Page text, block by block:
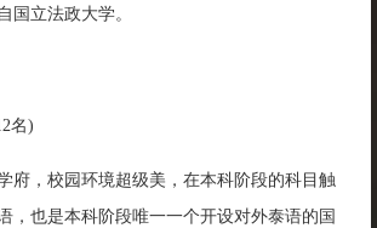
国立法政大学。
名)
府，校园环境超级美，在本科阶段的科目触
，也是本科阶段唯一一个开设对外泰语的国